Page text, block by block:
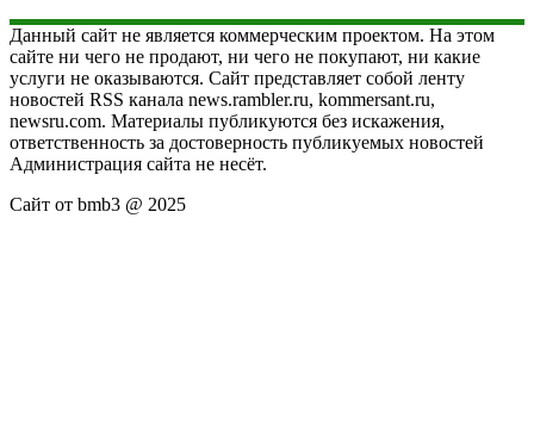
Данный сайт не является коммерческим проектом. На этом
сайте ни чего не продают, ни чего не покупают, ни какие
услуги не оказываются. Сайт представляет собой ленту
новостей RSS канала news.rambler.ru, kommersant.ru,
newsru.com. Материалы публикуются без искажения,
ответственность за достоверность публикуемых новостей
Администрация сайта не несёт.
Сайт от bmb3 @ 2025